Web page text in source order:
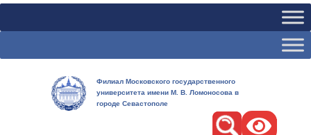
Филиал Московского государственного
университета имени М. В. Ломоносова в
городе Севастополе